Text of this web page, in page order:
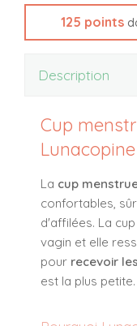
125 points
Description
Cup
Lunacopine
La cup
confortables,
d'affilées. La
vagin et elle
pour recevoir
est la plus petite.